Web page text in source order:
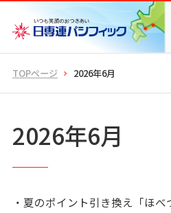
TOPページ 2026年6月
2026年6月
・夏のポイント引き換え「ほ